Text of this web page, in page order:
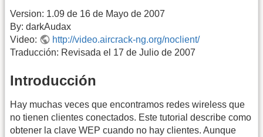
Version: 1.09 de 16 de Mayo de 2007
By: darkAudax
Video:
http://video.aircrack-ng.org/noclient/
Traducción: Revisada el 17 de Julio de 2007
Introducción
Hay muchas veces que encontramos redes wireless que
no tienen clientes conectados. Este tutorial describe como
obtener la clave WEP cuando no hay clientes. Aunque